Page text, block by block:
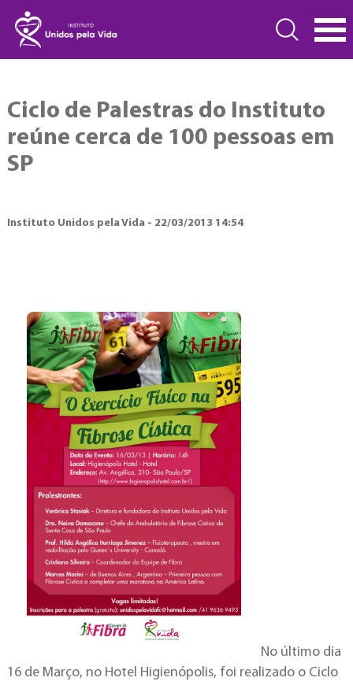
Ciclo de Palestras do Instituto
reúne cerca de 100 pessoas em
SP
Instituto Unidos pela Vida - 22/03/2013 14:54
No último dia
16 de Março, no Hotel Higienópolis, foi realizado o Ciclo